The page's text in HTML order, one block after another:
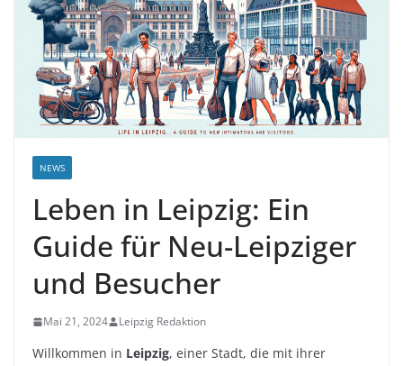
NEWS
Leben in Leipzig: Ein
Guide für Neu-Leipziger
und Besucher
Mai 21, 2024 Leipzig Redaktion
Willkommen in Leipzig, einer Stadt, die mit ihrer